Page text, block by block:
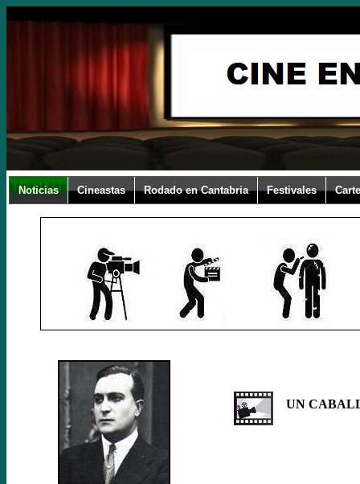
Noticias Cineastas Rodado en Cantabria Festivales
UN